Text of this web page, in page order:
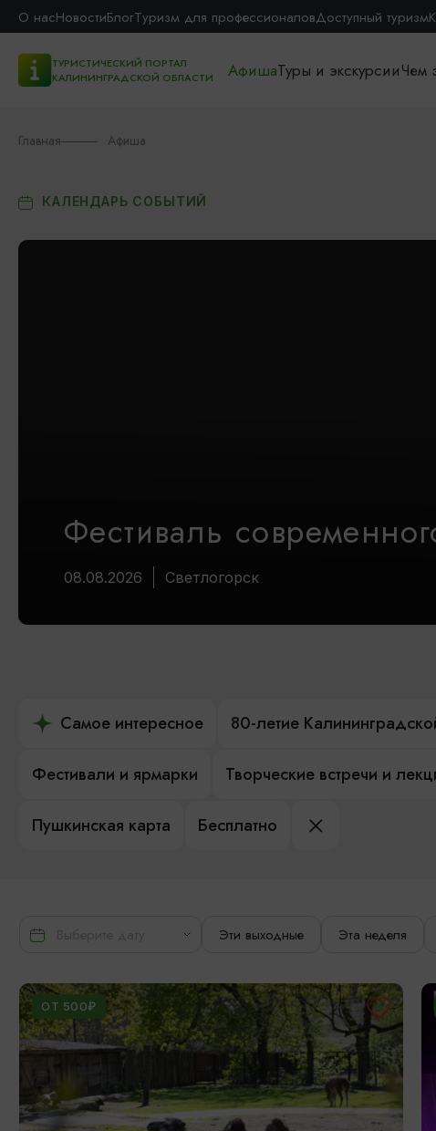
О насНовостиБлогТуризм для профессионаловДоступный туризм
ТУРИСТИЧЕСКИЙ ПОРТАЛ
КАЛИНИНГРАДСКОЙ ОБЛАСТИ
АфишаТуры и экскурсииЧем
Главная Афиша
КАЛЕНДАРЬ СОБЫТИЙ
Фестиваль
08.08.2026 Светлогорск
Самое интересное 80-летие
Фестивали и ярмарки Творческие встречи и
Пушкинская карта Бесплатно
Эти выходные Эта неделя
ОТ 500₽